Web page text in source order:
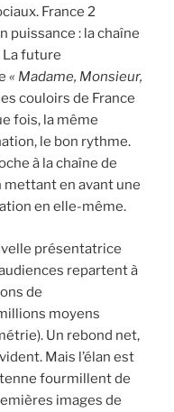
France 2
puissance : la chaîne
future
« Madame, Monsieur,
couloirs de France
fois, la même
le bon rythme.
à la chaîne de
mettant en avant une
en elle-même.
présentatrice
repartent à
de
moyens
Un rebond net,
Mais l’élan est
fourmillent de
images de